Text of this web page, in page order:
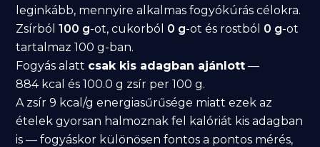
leginkább, mennyire alkalmas fogyókúrás célokra.
Zsírból100 g-ot, cukorból 0 g-ot és rostból 0 g-ot
tartalmaz 100 g-ban.
Fogyás alatt csak kis adagban ajánlott —
884 kcal és 100.0 g zsír per 100 g.
A zsír 9 kcal/g energiasűrűsége miatt ezek az
ételek gyorsan halmoznak fel kalóriát kis adagban
is — fogyáskor különösen fontos a pontos mérés,